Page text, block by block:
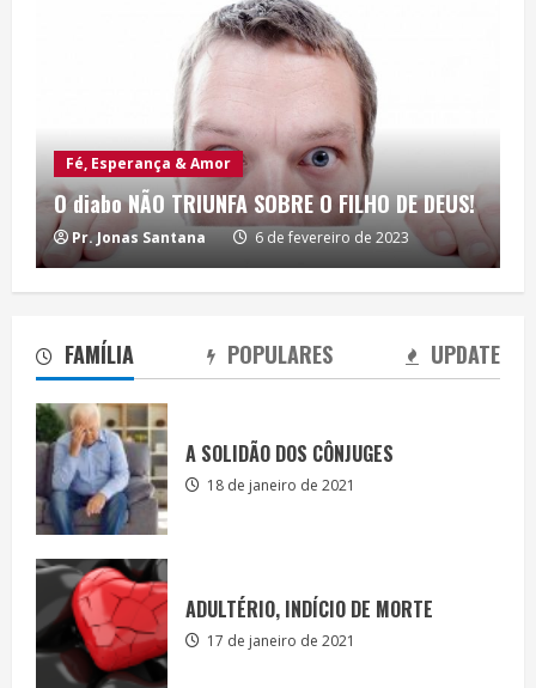
FAMÍLIA POPULARES UPDATE
A SOLIDÃO DOS CÔNJUGES
18 de janeiro de 2021
ADULTÉRIO, INDÍCIO DE MORTE
17 de janeiro de 2021
Fé, Esperança & Amor
O diabo NÃO TRIUNFA SOBRE O FILHO DE DEUS!
Pr. Jonas Santana 6 de fevereiro de 2023